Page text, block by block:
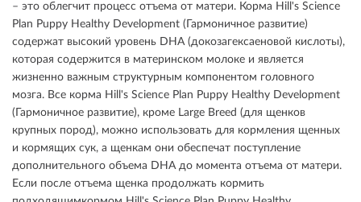
– это облегчит процесс отъема от матери. Корма Hill's Science
Plan Puppy Healthy Development (Гармоничное развитие)
содержат высокий уровень DHA (докозагексаеновой кислоты),
которая содержится в материнском молоке и является
жизненно важным структурным компонентом головного
мозга. Все корма Hill's Science Plan Puppy Healthy Development
(Гармоничное развитие), кроме Large Breed (для щенков
крупных пород), можно использовать для кормления щенных
и кормящих сук, а щенкам они обеспечат поступление
дополнительного объема DHA до момента отъема от матери.
Если после отъема щенка продолжать кормить